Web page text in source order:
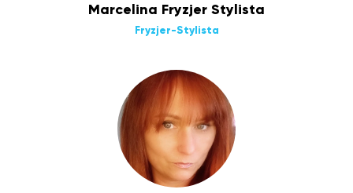
Marcelina Fryzjer Stylista
Fryzjer-Stylista